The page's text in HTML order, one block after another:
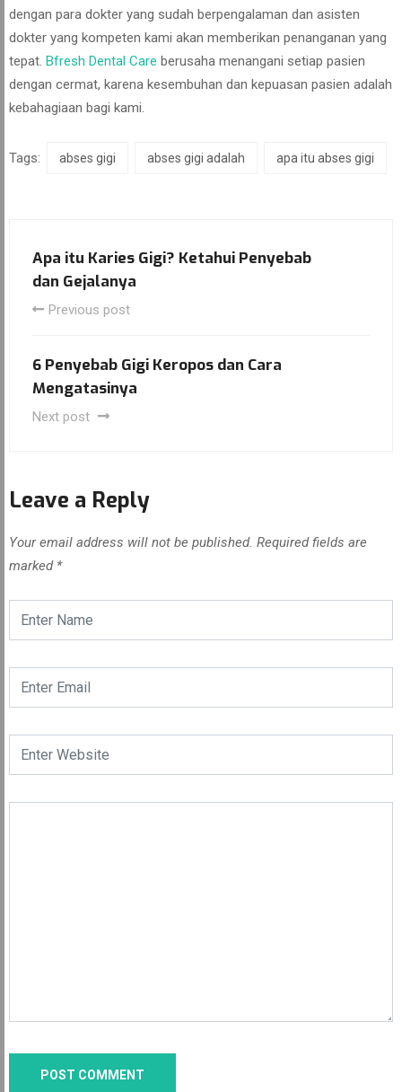
dengan para dokter yang sudah berpengalaman dan asisten
dokter yang kompeten kami akan memberikan penanganan yang
tepat. Bfresh Dental Care berusaha menangani setiap pasien
dengan cermat, karena kesembuhan dan kepuasan pasien adalah
kebahagiaan bagi kami.
Tags: abses gigi abses gigi adalah apa itu abses gigi
Apa itu Karies Gigi? Ketahui Penyebab
dan Gejalanya
Previous post
6 Penyebab Gigi Keropos dan Cara
Mengatasinya
Next post
Leave a Reply
Your email address will not be published. Required fields are
marked *